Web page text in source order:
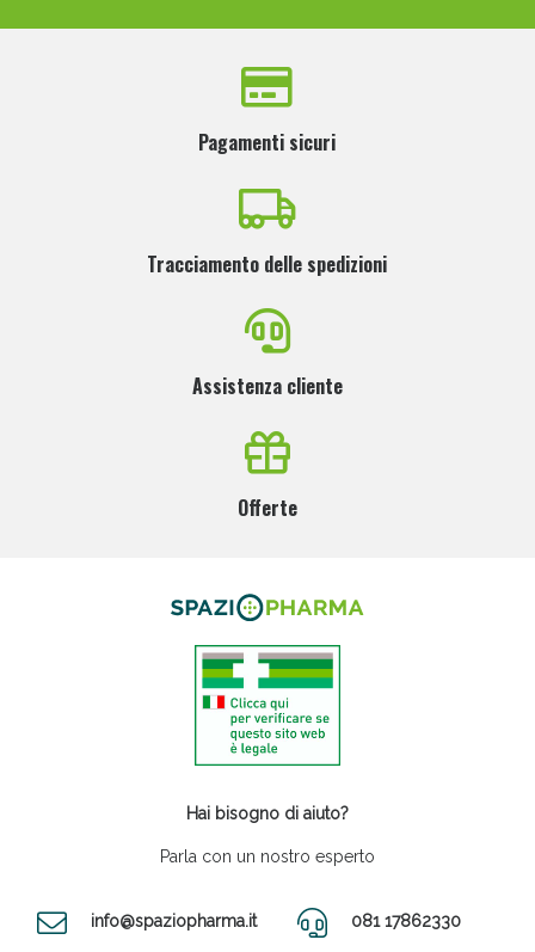
Pagamenti sicuri
Tracciamento delle spedizioni
Assistenza cliente
Offerte
Hai bisogno di aiuto?
Parla con un nostro esperto
info@spaziopharma.it 081 17862330